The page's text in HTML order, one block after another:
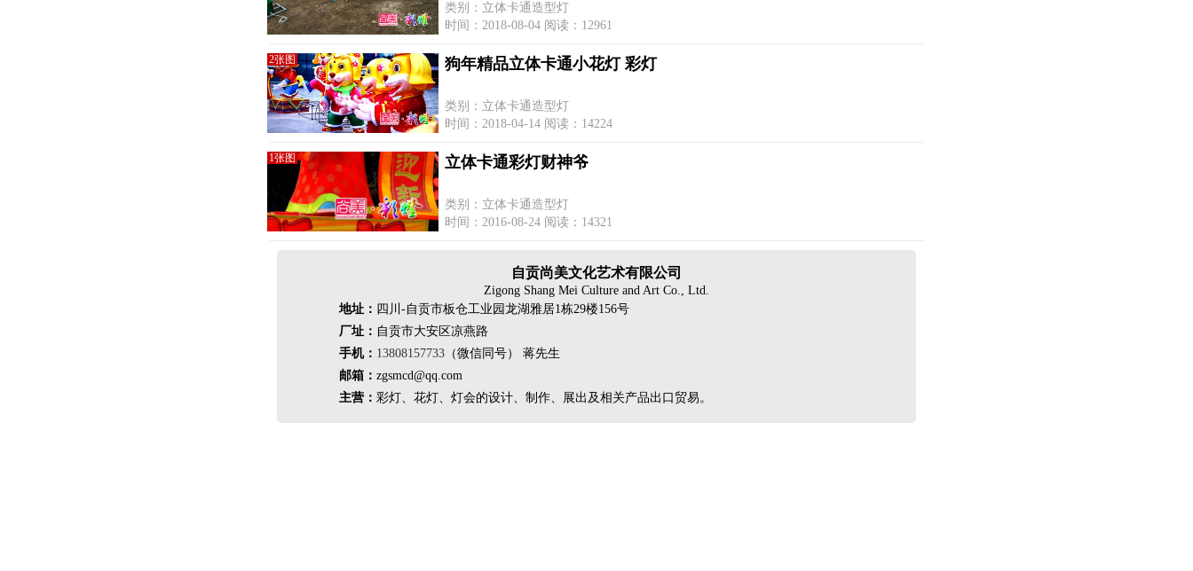
类别：立体卡通造型灯
时间：2018-08-04 阅读：12961
2张图 狗年精品立体卡通小花灯 彩灯
类别：立体卡通造型灯
时间：2018-04-14 阅读：14224
1张图 立体卡通彩灯财神爷
类别：立体卡通造型灯
时间：2016-08-24 阅读：14321
自贡尚美文化艺术有限公司
Zigong Shang Mei Culture and Art Co., Ltd.
地址： 四川-自贡市板仓工业园龙湖雅居1栋29楼156号
厂址： 自贡市大安区凉燕路
手机： 13808157733 （微信同号） 蒋先生
邮箱： zgsmcd@qq.com
主营： 彩灯、花灯、灯会的设计、制作、展出及相关产品出口贸易。